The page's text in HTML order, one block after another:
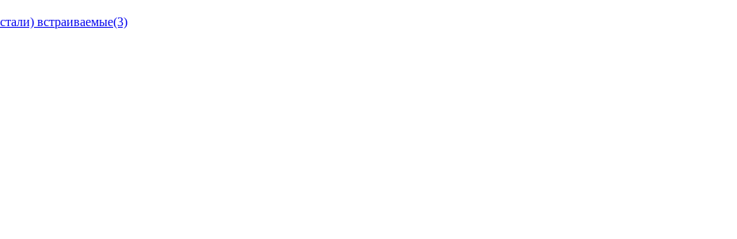
встраиваемые(3)